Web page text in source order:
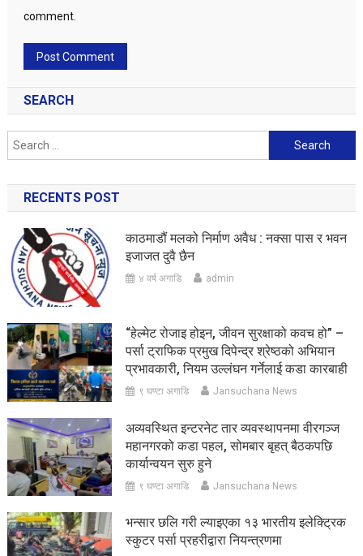
comment.
SEARCH
Search
for:
RECENTS POST
काठमाडौं मलको निर्माण अवैध : नक्सा पास र भवन
इजाजत दुवै छैन
४ वर्ष अगाडि admin
“हेल्मेट रोजाइ होइन, जीवन सुरक्षाको कवच हो” –
पर्सा ट्राफिक प्रमुख दिपेन्द्र श्रेष्ठको अभियान
प्रभावकारी, नियम उल्लंघन गर्नेलाई कडा कारबाही
९ घण्टा अगाडि Jansuchana News
अव्यवस्थित इन्टरनेट तार व्यवस्थापनमा वीरगञ्ज
महानगरको कडा पहल, सोमबार बृहत् बैठकपछि
कार्यान्वयन सुरु हुने
९ घण्टा अगाडि Jansuchana News
भन्सार छलि गरी ल्याइएका १३ भारतीय इलेक्ट्रिक
स्कुटर पर्सा प्रहरीद्वारा नियन्त्रणमा